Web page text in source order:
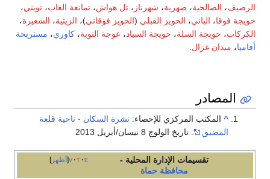
الرصيف، الصالحية، صهرية، شهرناز ، تل هواش، تمانعة الغاب، تويني،
حويجة فوقا، الباني، الحويز القبلي (الحويز فوقاني)، الزيتية، الشعيرة،
الكركات، حويجة السلة، حويجة السياد، عوجة التوبة، كاوري، مستريحة
أفاميا، ميدان غزال.
المصادر
^ المكتب المركزي للإحصاء: نشرة السكان - ناحية قلعة
المضيق
. تاريخ الولوج 8 نيسان/أبريل 2013
أظهر v t e
تقسيمات الإدارة المحلية -
محافظة حماة